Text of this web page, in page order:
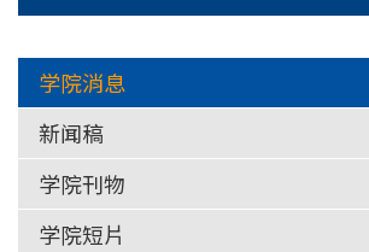
学院消息
新闻稿
学院刊物
学院短片